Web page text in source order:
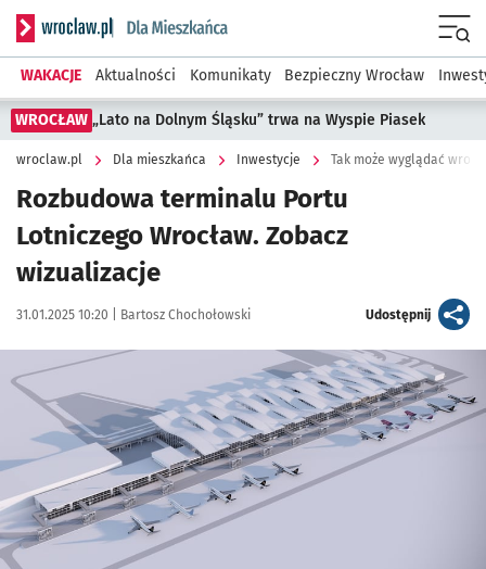
Serwis informacyjny wroclaw.pl podserwis: Dla mieszkańca
WAKACJE Aktualności Komunikaty Bezpieczny Wrocław
WROCŁAW „Lato na Dolnym Śląsku” trwa na Wyspie Piasek
wroclaw.pl Dla mieszkańca Inwestycje Tak może wyglądać
Rozbudowa terminalu Portu
Lotniczego Wrocław. Zobacz
wizualizacje
Data publikacji:
31.01.2025 10:20 | Autor:
Bartosz Chochołowski Udostępnijartykuł
Kliknij, aby powiększyć